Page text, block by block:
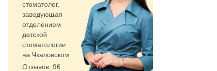
стоматолог,
заведующая
отделением
детской
стоматологии
на Чкаловском
Отзывов: 96